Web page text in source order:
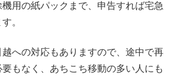
用の紙パックまで、申告すれば宅急
。
への対応もありますので、途中で再
もなく、あちこち移動の多い人にも